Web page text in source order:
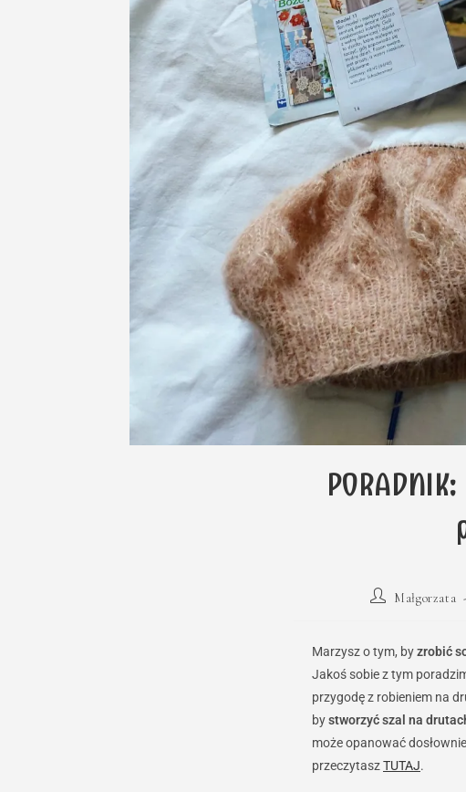
Post Małgorzata
Marzysz o tym, byzrobić
Jakoś sobie z tym
przygodę z robieniem na
bystworzyć szal na
może opanować
przeczytaszTUTAJ.